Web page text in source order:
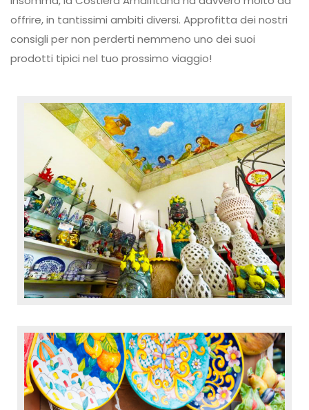
offrire, in tantissimi ambiti diversi. Approfitta dei nostri
consigli per non perderti nemmeno uno dei suoi
prodotti tipici nel tuo prossimo viaggio!